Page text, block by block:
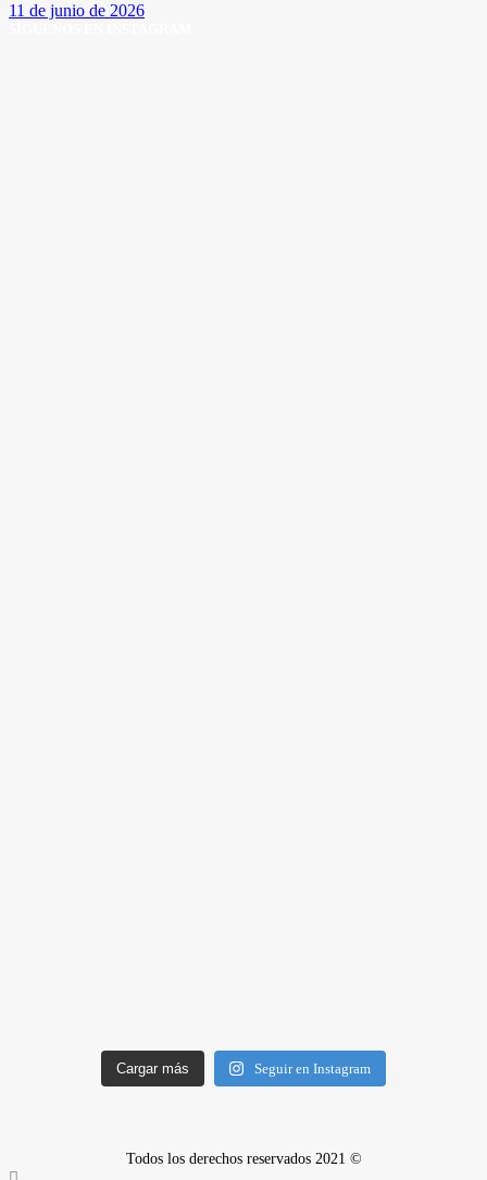
11 de junio de 2026
Cargar más Seguir en Instagram
Todos los derechos reservados 2021 ©